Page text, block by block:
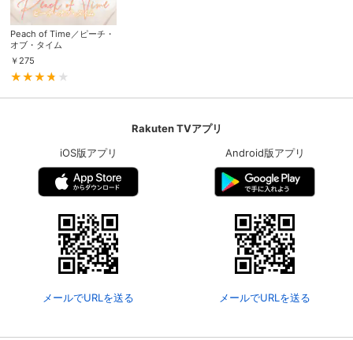
Peach of Time／ピーチ・
オブ・タイム
￥ 275
Rakuten TVアプリ
iOS版アプリ
メールでURLを送る
Android版アプリ
メールでURLを送る